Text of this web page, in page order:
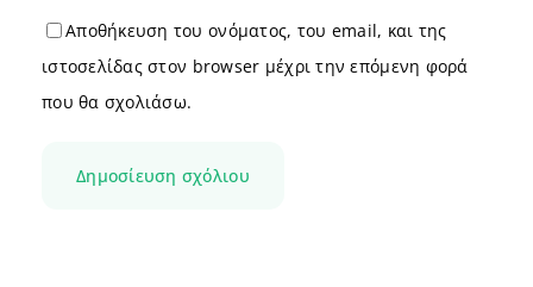
Αποθήκευση του ονόματος, του email, και της
ιστοσελίδας στον browser μέχρι την επόμενη φορά
που θα σχολιάσω.